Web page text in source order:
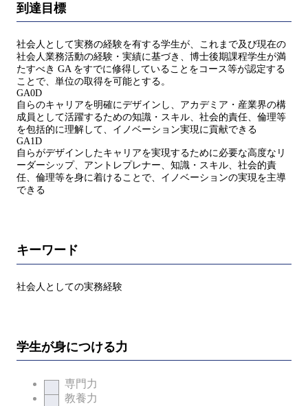
到達目標
社会人として実務の経験を有する学生が、これまで及び現在の
社会人業務活動の経験・実績に基づき、博士後期課程学生が満
たすべき GA をすでに修得していることをコース等が認定する
ことで、単位の取得を可能とする。
GA0D
自らのキャリアを明確にデザインし、アカデミア・産業界の構
成員として活躍するための知識・スキル、社会的責任、倫理等
を包括的に理解して、イノベーション実現に貢献できる
GA1D
自らがデザインしたキャリアを実現するために必要な高度なリ
ーダーシップ、アントレプレナー、知識・スキル、社会的責
任、倫理等を身に着けることで、イノベーションの実現を主導
できる
キーワード
社会人としての実務経験
学生が身につける力
専門力
教養力